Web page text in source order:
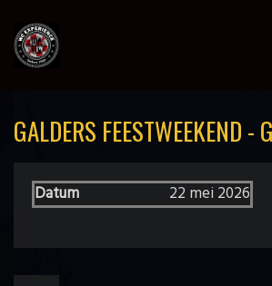
GALDERS FEESTWEEKEND -
Datum 22 mei 2026